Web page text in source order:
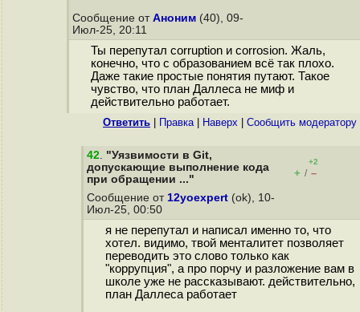
Сообщение от Аноним (40), 09-
Июл-25, 20:11
Ты перепутал corruption и corrosion. Жаль,
конечно, что с образованием всё так плохо.
Даже такие простые понятия путают. Такое
чувство, что план Даллеса не миф и
действительно работает.
Ответить Правка| Наверх Cообщить модератору
42. "Уязвимости в Git,
допускающие выполнение кода
при обращении ..."
+2
+ / –
Сообщение от 12yoexpert (ok), 10-
Июл-25, 00:50
я не перепутал и написал именно то, что
хотел. видимо, твой менталитет позволяет
переводить это слово только как
"коррупция", а про порчу и разложение вам в
школе уже не рассказывают. действительно,
план Даллеса работает